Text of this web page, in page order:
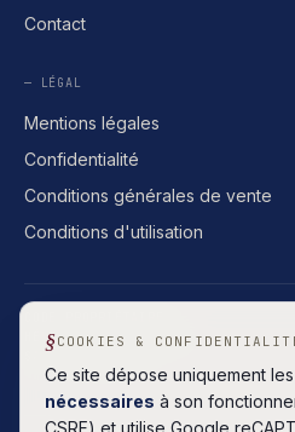
Contact
— LÉGAL
Mentions légales
Confidentialité
Conditions générales de vente
Conditions d'utilisation
HÉBERGEMENT FRANÇAIS
COOKIES &
Ce site dépose uniquement
nécessaires à son
CSRF) et utilise Google